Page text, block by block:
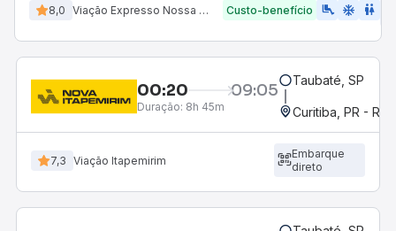
8,0 Viação Expresso Nossa Senhora da Penha Custo-benefício airline_seat_legroom_extra ac_unit WC
00:20 09:05
Duração: 8h 45m
Taubaté, SP
Curitiba, PR -
7,3 Viação Itapemirim
Embarque
direto